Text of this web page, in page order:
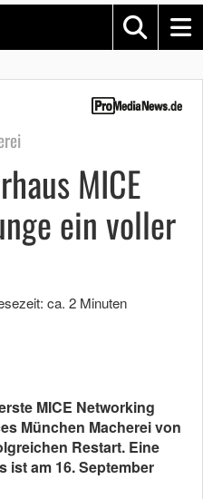
MICE
ein voller
ca. 2 Minuten
MICE Networking
München Macherei von
Restart. Eine
ist am 16. September